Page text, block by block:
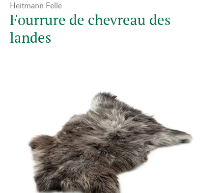
Heitmann Felle
Fourrure de chevreau des
landes